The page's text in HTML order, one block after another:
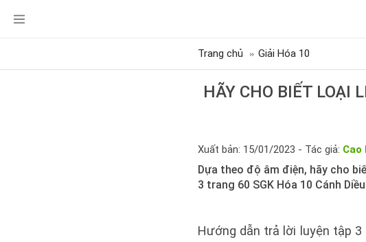
Trang chủ Giải Hóa 10
HÃY CHO BIẾT LOẠI
Xuất bản: 15/01/2023 - Tác giả: Cao
Dựa theo độ âm điện, hãy cho
3 trang 60 SGK Hóa 10 Cánh Diều
Hướng dẫn trả lời luyện tập 3